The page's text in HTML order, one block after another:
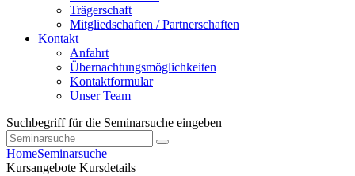
Trägerschaft
Mitgliedschaften / Partnerschaften
Kontakt
Anfahrt
Übernachtungsmöglichkeiten
Kontaktformular
Unser Team
Suchbegriff für die Seminarsuche eingeben
HomeSeminarsuche
Kursangebote Kursdetails